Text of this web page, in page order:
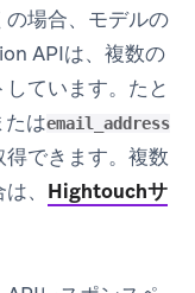
場合、モデルの
APIは、複数の
ています。たと
たはemail_address
できます。複数
、 Hightouchサ